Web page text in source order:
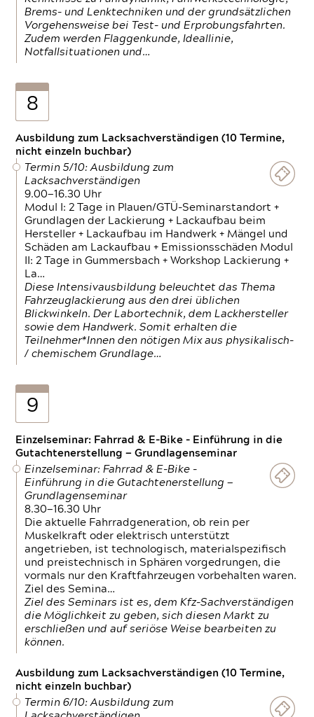
Brems- und Lenktechniken und der grundsätzlichen
Vorgehensweise bei Test- und Erprobungsfahrten.
Zudem werden Flaggenkunde, Ideallinie,
Notfallsituationen und…
8
Ausbildung zum Lacksachverständigen (10 Termine,
nicht einzeln buchbar)
Termin 5/10: Ausbildung zum
Lacksachverständigen
9.00—16.30 Uhr
Modul I: 2 Tage in Plauen/GTÜ-Seminarstandort +
Grundlagen der Lackierung + Lackaufbau beim
Hersteller + Lackaufbau im Handwerk + Mängel und
Schäden am Lackaufbau + Emissionsschäden Modul
II: 2 Tage in Gummersbach + Workshop Lackierung +
La…
Diese Intensivausbildung beleuchtet das Thema
Fahrzeuglackierung aus den drei üblichen
Blickwinkeln. Der Labortechnik, dem Lackhersteller
sowie dem Handwerk. Somit erhalten die
Teilnehmer*Innen den nötigen Mix aus physikalisch-
/ chemischem Grundlage…
9
Einzelseminar: Fahrrad & E-Bike - Einführung in die
Gutachtenerstellung — Grundlagenseminar
Einzelseminar: Fahrrad & E-Bike -
Einführung in die Gutachtenerstellung —
Grundlagenseminar
8.30—16.30 Uhr
Die aktuelle Fahrradgeneration, ob rein per
Muskelkraft oder elektrisch unterstützt
angetrieben, ist technologisch, materialspezifisch
und preistechnisch in Sphären vorgedrungen, die
vormals nur den Kraftfahrzeugen vorbehalten waren.
Ziel des Semina…
Ziel des Seminars ist es, dem Kfz-Sachverständigen
die Möglichkeit zu geben, sich diesen Markt zu
erschließen und auf seriöse Weise bearbeiten zu
können.
Ausbildung zum Lacksachverständigen (10 Termine,
nicht einzeln buchbar)
Termin 6/10: Ausbildung zum